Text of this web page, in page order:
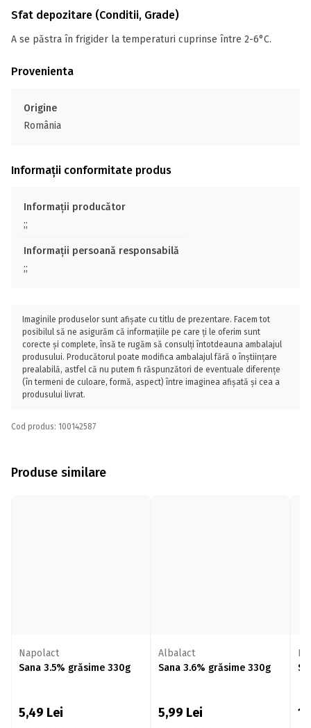
Sfat depozitare (Conditii, Grade)
A se păstra în frigider la temperaturi cuprinse între 2-6°C.
Provenienta
Origine
România
Informații conformitate produs
Informații producător
;;
Informații persoană responsabilă
;;
Imaginile produselor sunt afișate cu titlu de prezentare. Facem tot
posibilul să ne asigurăm că informațiile pe care ți le oferim sunt
corecte și complete, însă te rugăm să consulți întotdeauna ambalajul
produsului. Producătorul poate modifica ambalajul fără o înștiințare
prealabilă, astfel că nu putem fi răspunzători de eventuale diferențe
(în termeni de culoare, formă, aspect) între imaginea afișată și cea a
produsului livrat.
Cod produs: 100142587
Produse similare
Napolact
Sana 3.5% grăsime 330g
5,49 Lei
Albalact
Sana 3.6% grăsime 330g
5,99 Lei